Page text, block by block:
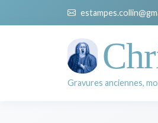
Gravures anciennes,